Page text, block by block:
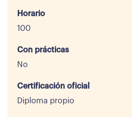
Horario
100
Con prácticas
No
Certificación oficial
Diploma propio